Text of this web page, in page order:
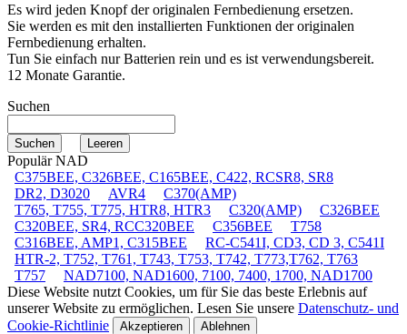
Es wird jeden Knopf der originalen Fernbedienung ersetzen.
Sie werden es mit den installierten Funktionen der originalen
Fernbedienung erhalten.
Tun Sie einfach nur Batterien rein und es ist verwendungsbereit.
12 Monate Garantie.
Suchen
Populär NAD
C375BEE, C326BEE, C165BEE, C422, RCSR8, SR8
DR2, D3020
AVR4
C370(AMP)
T765, T755, T775, HTR8, HTR3
C320(AMP)
C326BEE
C320BEE, SR4, RCC320BEE
C356BEE
T758
C316BEE, AMP1, C315BEE
RC-C541I, CD3, CD 3, C541I
HTR-2, T752, T761, T743, T753, T742, T773,T762, T763
T757
NAD7100, NAD1600, 7100, 7400, 1700, NAD1700
Diese Website nutzt Cookies, um für Sie das beste Erlebnis auf
unserer Website zu ermöglichen. Lesen Sie unsere Datenschutz- und
Cookie-Richtlinie
Akzeptieren Ablehnen